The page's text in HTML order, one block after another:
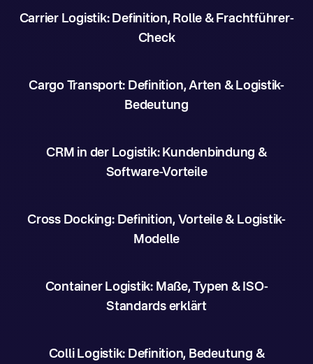
Carrier Logistik: Definition, Rolle & Frachtführer-
Check
Cargo Transport: Definition, Arten & Logistik-
Bedeutung
CRM in der Logistik: Kundenbindung &
Software-Vorteile
Cross Docking: Definition, Vorteile & Logistik-
Modelle
Container Logistik: Maße, Typen & ISO-
Standards erklärt
Colli Logistik: Definition, Bedeutung &